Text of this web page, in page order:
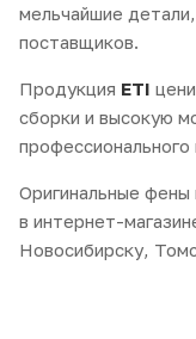
мельчайшие
поставщиков.
Продукция ETI
сборки и высокую
профессионального
Оригинальные фены
в интернет-
Новосибирску,